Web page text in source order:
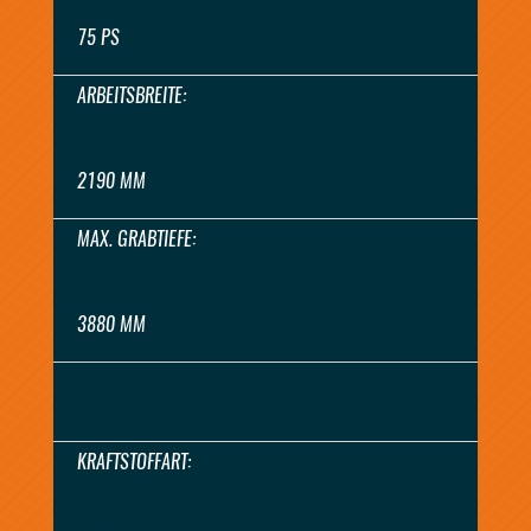
75 PS
ARBEITSBREITE:
2190 MM
MAX. GRABTIEFE:
3880 MM
KRAFTSTOFFART: